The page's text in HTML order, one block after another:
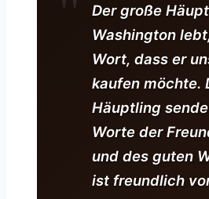
Der große
Washington
Wort, dass er
kaufen möchte.
Häuptling
Worte der
und des guten
ist freundlich